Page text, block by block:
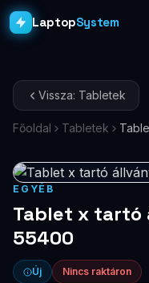
LaptopSystem
Asztali PC-k
Monitorok
Dokkolók
Kiegészítők
Vissza: Tabletek
Főoldal Tabletek
EGYÉB
Tablet x tartó
55400
Új Nincs raktáron